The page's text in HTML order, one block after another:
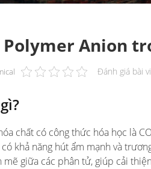
Polymer Anion
Đánh giá bài
chất có công thức hóa học là
khả năng hút ẩm mạnh và
mẽ giữa các phân tử, giúp cải